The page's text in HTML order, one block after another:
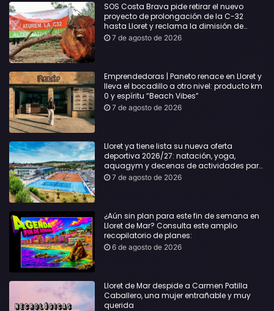
SOS Costa Brava pide retirar el nuevo
proyecto de prolongación de la C-32
hasta Lloret y reclama la dimisión de
Sílvia Paneque
7 de agosto de 2026
Emprendedoras | Paneto renace en Lloret y
lleva el bocadillo a otro nivel: producto km
0 y espíritu “Beach Vibes”
7 de agosto de 2026
Lloret ya tiene lista su nueva oferta
deportiva 2026/27: natación, yoga,
aquagym y decenas de actividades para
todas las edades
7 de agosto de 2026
¿Aún sin plan para este fin de semana en
Lloret de Mar? Consulta este amplio
recopilatorio de planes:
6 de agosto de 2026
Lloret de Mar despide a Carmen Patilla
Caballero, una mujer entrañable y muy
querida